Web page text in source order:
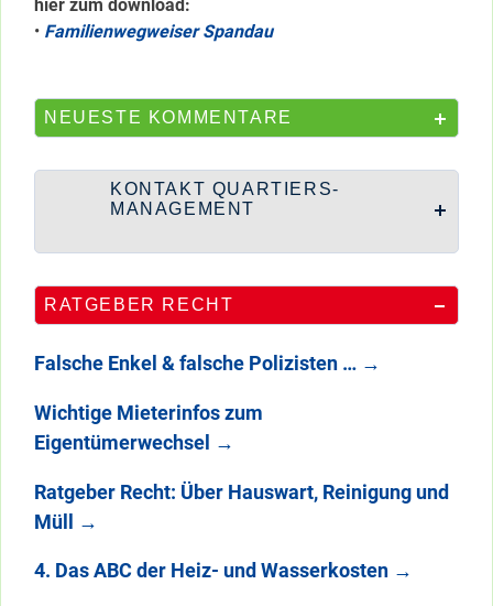
hier zum download:
• Familienwegweiser Spandau
NEUESTE KOMMENTARE
KONTAKT QUARTIERS-
MANAGEMENT
RATGEBER RECHT
Falsche Enkel & falsche Polizisten … →
Wichtige Mieterinfos zum
Eigentümerwechsel →
Ratgeber Recht: Über Hauswart, Reinigung und
Müll →
4. Das ABC der Heiz- und Wasserkosten →